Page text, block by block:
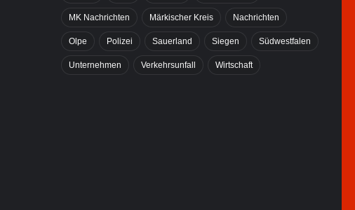
MK Nachrichten Märkischer Kreis Nachrichten
Olpe Polizei Sauerland Siegen Südwestfalen
Unternehmen Verkehrsunfall Wirtschaft